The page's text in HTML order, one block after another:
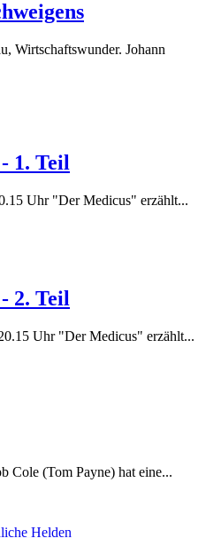
Wirtschaftswunder. Johann
1. Teil
Uhr "Der Medicus" erzählt...
2. Teil
Uhr "Der Medicus" erzählt...
Cole (Tom Payne) hat eine...